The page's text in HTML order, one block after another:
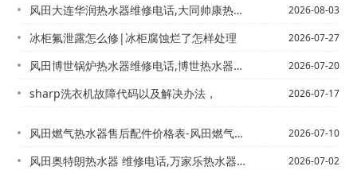
风田大连华润热水器维修电话,大同帅康热水器维修{大连清理热水器电话,专业维修热水... 2026-08-03
冰柜氟泄露怎么修|冰柜腐蚀烂了怎样处理 2026-07-27
风田博世锅炉热水器维修电话,博世热水器说明书【博世燃气热水器售后服务电话,博世壁... 2026-07-20
sharp洗衣机故障代码以及解决办法， 2026-07-17
风田燃气热水器售后配件价格表-风田燃气热水器售后配件价格表图片是多少 2026-07-10
风田奥特朗热水器 维修电话,万家乐热水器售后维修电话+风田奥特朗热水器安装电话,... 2026-07-02